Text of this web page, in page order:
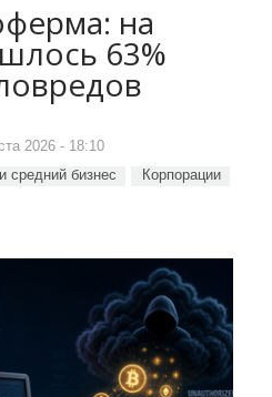
на
63%
2026 - 18:10
средний бизнес
Корпорации